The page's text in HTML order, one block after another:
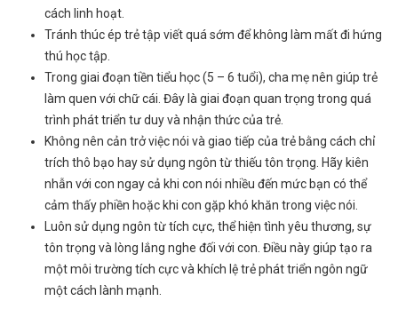
cách linh hoạt.
Tránh thúc ép trẻ tập viết quá sớm để không làm mất đi hứng
thú học tập.
Trong giai đoạn tiền tiểu học (5 – 6 tuổi), cha mẹ nên giúp trẻ
làm quen với chữ cái. Đây là giai đoạn quan trọng trong quá
trình phát triển tư duy và nhận thức của trẻ.
Không nên cản trở việc nói và giao tiếp của trẻ bằng cách chỉ
trích thô bạo hay sử dụng ngôn từ thiếu tôn trọng. Hãy kiên
nhẫn với con ngay cả khi con nói nhiều đến mức bạn có thể
cảm thấy phiền hoặc khi con gặp khó khăn trong việc nói.
Luôn sử dụng ngôn từ tích cực, thể hiện tình yêu thương, sự
tôn trọng và lòng lắng nghe đối với con. Điều này giúp tạo ra
một môi trường tích cực và khích lệ trẻ phát triển ngôn ngữ
một cách lành mạnh.